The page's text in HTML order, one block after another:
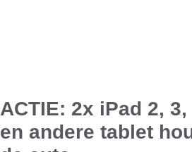
ACTIE: 2x iPad 2,
en andere tablet